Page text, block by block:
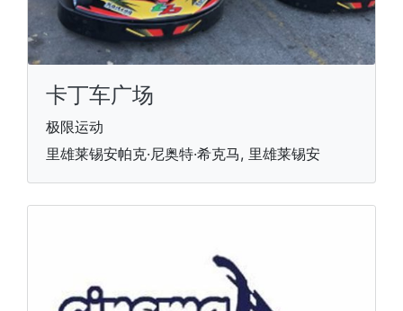
卡丁车广场
极限运动
里雄莱锡安帕克·尼奥特·希克马, 里雄莱锡安